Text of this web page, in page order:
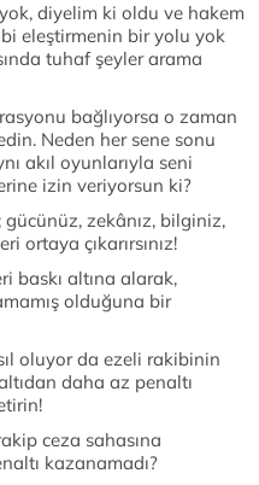
diyelim ki oldu ve hakem
eleştirmenin bir yolu yok
tuhaf şeyler arama
bağlıyorsa o zaman
Neden her sene sonu
akıl oyunlarıyla seni
izin veriyorsun ki?
zekânız, bilginiz,
ortaya çıkarırsınız!
baskı altına alarak,
olduğuna bir
oluyor da ezeli rakibinin
daha az penaltı
ceza sahasına
kazanamadı?